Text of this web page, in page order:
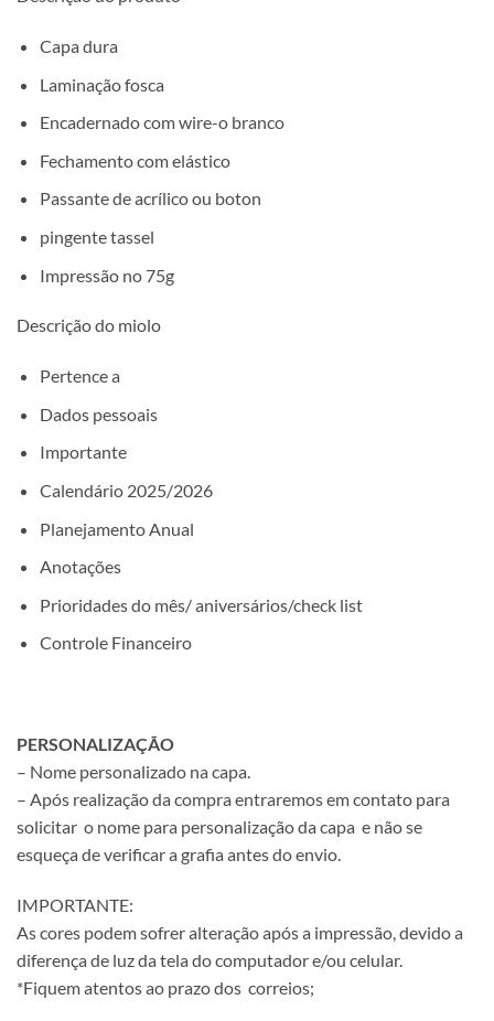
Capa dura
Laminação fosca
Encadernado com wire-o branco
Fechamento com elástico
Passante de acrílico ou boton
pingente tassel
Impressão no 75g
Descrição do miolo
Pertence a
Dados pessoais
Importante
Calendário 2025/2026
Planejamento Anual
Anotações
Prioridades do mês/ aniversários/check list
Controle Financeiro
PERSONALIZAÇÃO
– Nome personalizado na capa.
– Após realização da compra entraremos em contato para
solicitar o nome para personalização da capa e não se
esqueça de verificar a grafia antes do envio.
IMPORTANTE:
As cores podem sofrer alteração após a impressão, devido a
diferença de luz da tela do computador e/ou celular.
*Fiquem atentos ao prazo dos correios;